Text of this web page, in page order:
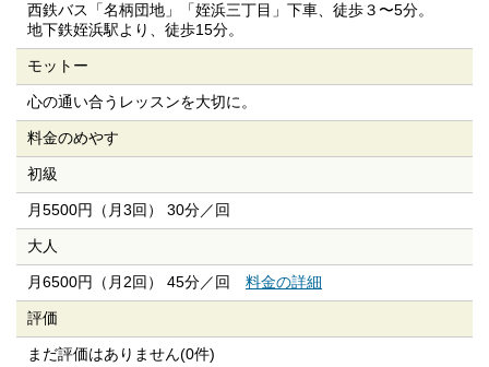
西鉄バス「名柄団地」「姪浜三丁目」下車、徒歩３〜5分。
地下鉄姪浜駅より、徒歩15分。
モットー
心の通い合うレッスンを大切に。
料金のめやす
初級
月5500円（月3回） 30分／回
大人
月6500円（月2回） 45分／回 料金の詳細
評価
まだ評価はありません(0件)